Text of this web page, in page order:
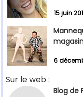
15 juin
6
Sur le web :
Blog de